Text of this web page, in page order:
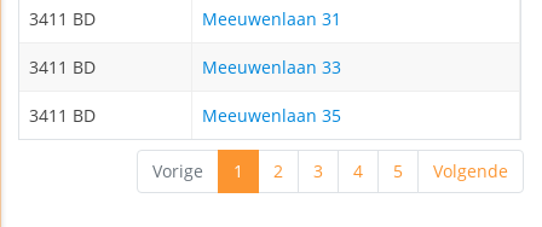
3411 BD Meeuwenlaan 31
3411 BD Meeuwenlaan 33
3411 BD Meeuwenlaan 35
Vorige 1 2 3 4 5 Volgende